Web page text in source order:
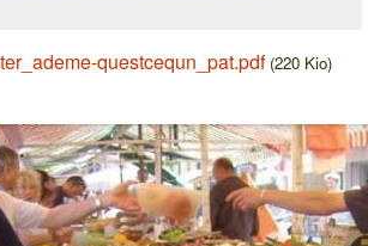
questcequn_pat.pdf (220 Kio)